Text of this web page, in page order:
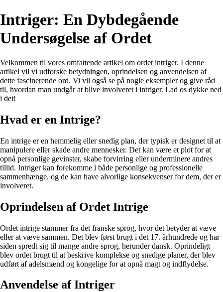
Intriger: En Dybdegående
Undersøgelse af Ordet
Velkommen til vores omfattende artikel om ordet intriger. I denne
artikel vil vi udforske betydningen, oprindelsen og anvendelsen af
dette fascinerende ord. Vi vil også se på nogle eksempler og give råd
til, hvordan man undgår at blive involveret i intriger. Lad os dykke ned
i det!
Hvad er en Intrige?
En intrige er en hemmelig eller snedig plan, der typisk er designet til at
manipulere eller skade andre mennesker. Det kan være et plot for at
opnå personlige gevinster, skabe forvirring eller underminere andres
tillid. Intriger kan forekomme i både personlige og professionelle
sammenhænge, og de kan have alvorlige konsekvenser for dem, der er
involveret.
Oprindelsen af Ordet Intrige
Ordet intrige stammer fra det franske sprog, hvor det betyder at væve
eller at væve sammen. Det blev først brugt i det 17. århundrede og har
siden spredt sig til mange andre sprog, herunder dansk. Oprindeligt
blev ordet brugt til at beskrive komplekse og snedige planer, der blev
udført af adelsmænd og kongelige for at opnå magt og indflydelse.
Anvendelse af Intriger